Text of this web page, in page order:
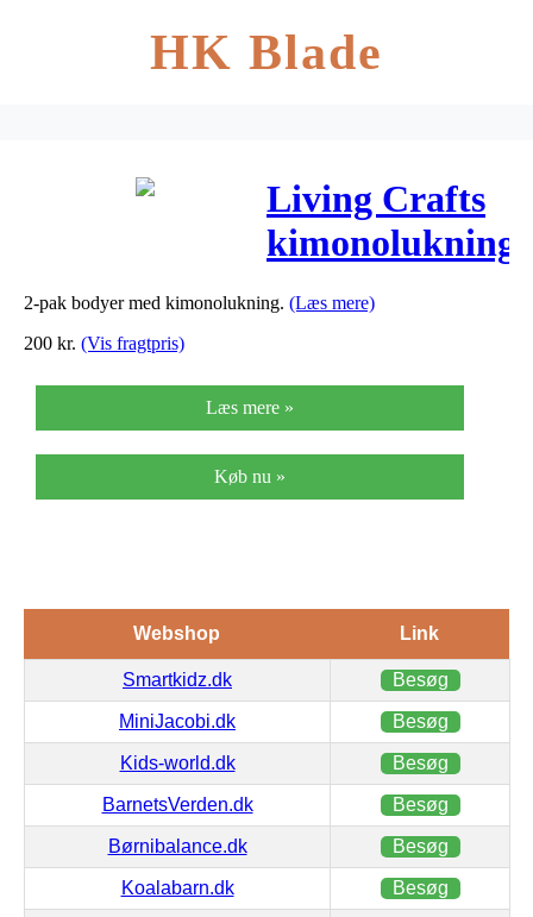
HK Blade
Living Crafts
kimonolukning
body, 2-pak
2-pak bodyer med kimonolukning. (Læs mere)
200 kr. (Vis fragtpris)
Læs mere »
Køb nu »
Webshop Link
Smartkidz.dk Besøg
MiniJacobi.dk Besøg
Kids-world.dk Besøg
BarnetsVerden.dk Besøg
Børnibalance.dk Besøg
Koalabarn.dk Besøg